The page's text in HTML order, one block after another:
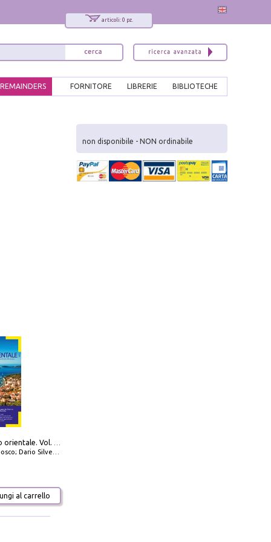
articoli: 0 pz.
BIBLIOTECHE
LIBRERIE
FORNITORE
REMAINDERS
777 Adriatico orientale. Vol. 2: Costa della Dalmazia da Zara a Molunat, Isole della Dalmazia Meridionale e Montenegro
Silvestro; Marco Sbrizzi
al carrello
non disponibile - NON ordinabile
x
Interessato ai nostri libri?
Allora iscriviti alla nostra newsletter!
Sarai informato delle nostre novità, potrai
comunque cancellarti quando desideri.